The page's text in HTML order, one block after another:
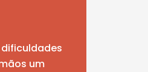
um